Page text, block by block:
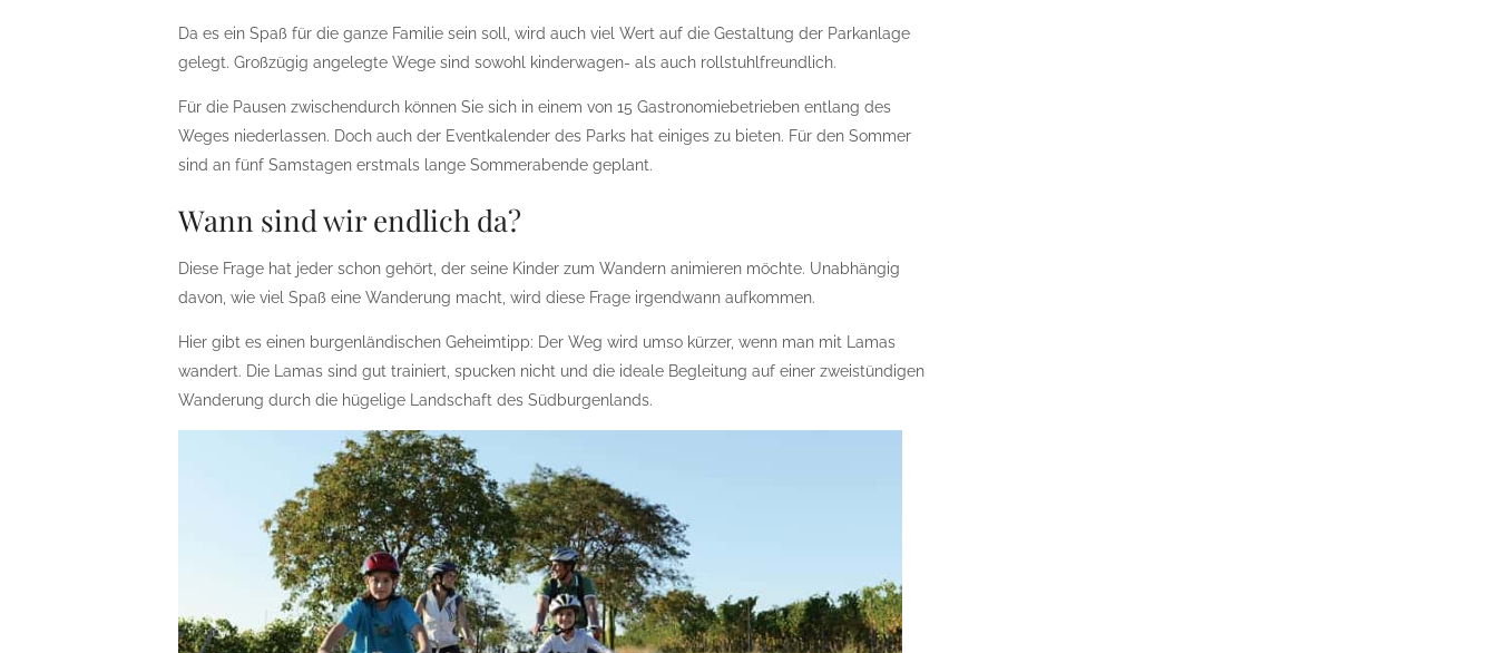
Da es ein Spaß für die ganze Familie sein soll, wird auch viel Wert auf die Gestaltung der Parkanlage
gelegt. Großzügig angelegte Wege sind sowohl kinderwagen- als auch rollstuhlfreundlich.
Für die Pausen zwischendurch können Sie sich in einem von 15 Gastronomiebetrieben entlang des
Weges niederlassen. Doch auch der Eventkalender des Parks hat einiges zu bieten. Für den Sommer
sind an fünf Samstagen erstmals lange Sommerabende geplant.
Wann sind wir endlich da?
Diese Frage hat jeder schon gehört, der seine Kinder zum Wandern animieren möchte. Unabhängig
davon, wie viel Spaß eine Wanderung macht, wird diese Frage irgendwann aufkommen.
Hier gibt es einen burgenländischen Geheimtipp: Der Weg wird umso kürzer, wenn man mit Lamas
wandert. Die Lamas sind gut trainiert, spucken nicht und die ideale Begleitung auf einer zweistündigen
Wanderung durch die hügelige Landschaft des Südburgenlands.